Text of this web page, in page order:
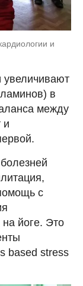
и
увеличивают
в
между
и
с
на йоге. Это
based stress